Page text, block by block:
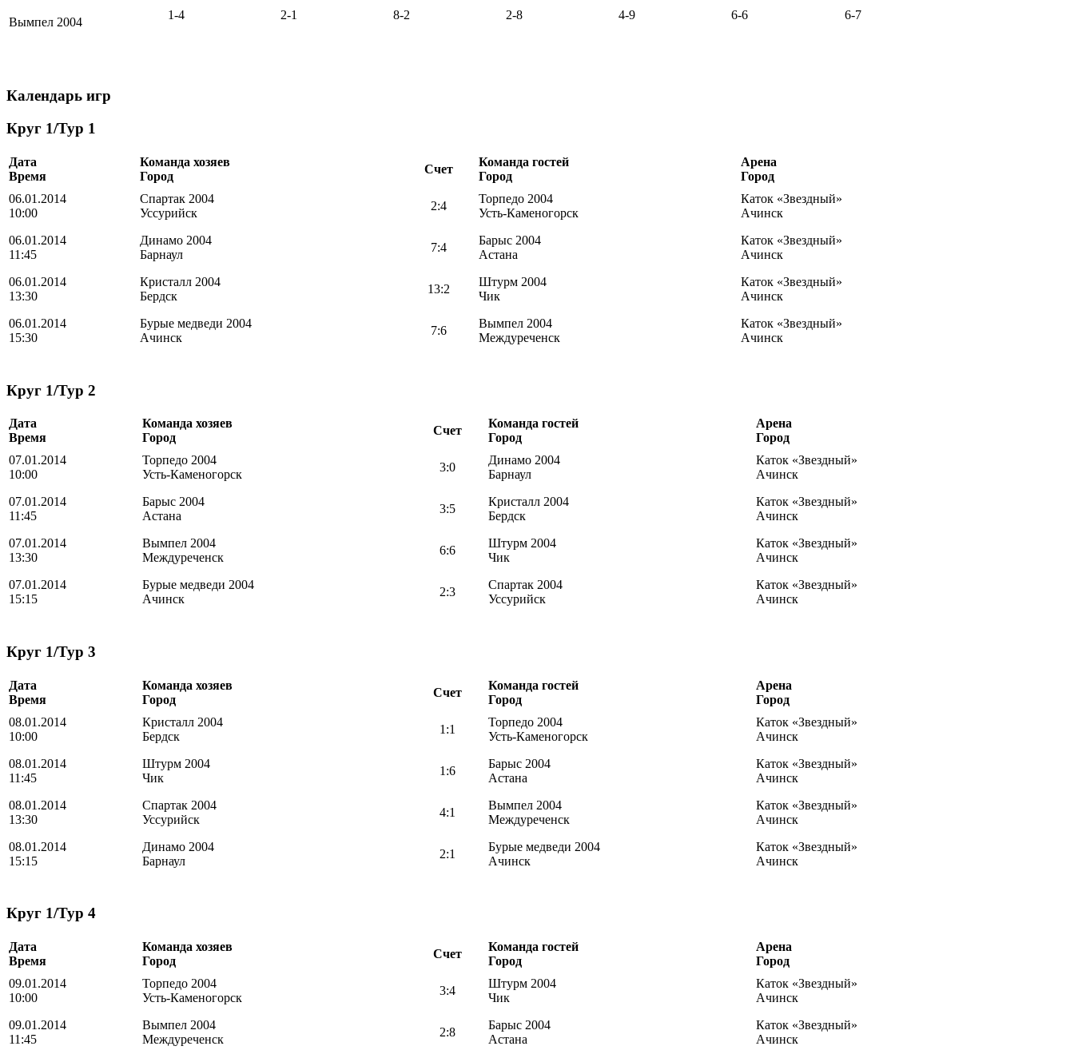
Вымпел 2004
1-4 2-1 8-2 2-8 4-9 6-6 6-7
Календарь игр
Круг 1/Тур 1
Дата
Время
Команда хозяев
Город
Счет
Команда гостей
Город
Арена
Город
06.01.2014
10:00
Спартак 2004
Уссурийск
2:4
Торпедо 2004
Усть-Каменогорск
Каток «Звездный»
Ачинск
06.01.2014
11:45
Динамо 2004
Барнаул
7:4
Барыс 2004
Астана
Каток «Звездный»
Ачинск
06.01.2014
13:30
Кристалл 2004
Бердск
13:2
Штурм 2004
Чик
Каток «Звездный»
Ачинск
06.01.2014
15:30
Бурые медведи 2004
Ачинск
7:6
Вымпел 2004
Междуреченск
Каток «Звездный»
Ачинск
Круг 1/Тур 2
Дата
Время
Команда хозяев
Город
Счет
Команда гостей
Город
Арена
Город
07.01.2014
10:00
Торпедо 2004
Усть-Каменогорск
3:0
Динамо 2004
Барнаул
Каток «Звездный»
Ачинск
07.01.2014
11:45
Барыс 2004
Астана
3:5
Кристалл 2004
Бердск
Каток «Звездный»
Ачинск
07.01.2014
13:30
Вымпел 2004
Междуреченск
6:6
Штурм 2004
Чик
Каток «Звездный»
Ачинск
07.01.2014
15:15
Бурые медведи 2004
Ачинск
2:3
Спартак 2004
Уссурийск
Каток «Звездный»
Ачинск
Круг 1/Тур 3
Дата
Время
Команда хозяев
Город
Счет
Команда гостей
Город
Арена
Город
08.01.2014
10:00
Кристалл 2004
Бердск
1:1
Торпедо 2004
Усть-Каменогорск
Каток «Звездный»
Ачинск
08.01.2014
11:45
Штурм 2004
Чик
1:6
Барыс 2004
Астана
Каток «Звездный»
Ачинск
08.01.2014
13:30
Спартак 2004
Уссурийск
4:1
Вымпел 2004
Междуреченск
Каток «Звездный»
Ачинск
08.01.2014
15:15
Динамо 2004
Барнаул
2:1
Бурые медведи 2004
Ачинск
Каток «Звездный»
Ачинск
Круг 1/Тур 4
Дата
Время
Команда хозяев
Город
Счет
Команда гостей
Город
Арена
Город
09.01.2014
10:00
Торпедо 2004
Усть-Каменогорск
3:4
Штурм 2004
Чик
Каток «Звездный»
Ачинск
09.01.2014
11:45
Вымпел 2004
Междуреченск
2:8
Барыс 2004
Астана
Каток «Звездный»
Ачинск